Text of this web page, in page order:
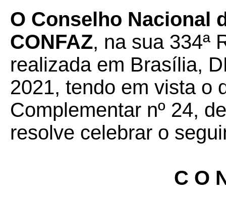
O Conselho Nacional
CONFAZ, na sua 334ª
realizada em Brasília,
2021, tendo em vista o
Complementar nº 24,
resolve celebrar o
C O